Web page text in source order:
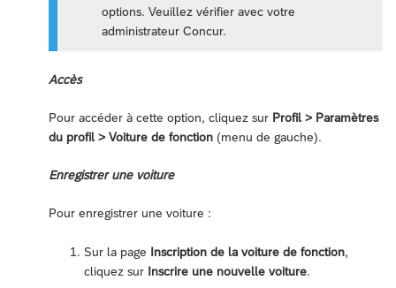
options. Veuillez vérifier avec votre
administrateur Concur.
Accès
Pour accéder à cette option, cliquez sur Profil > Paramètres
du profil > Voiture de fonction (menu de gauche).
Enregistrer une voiture
Pour enregistrer une voiture :
Sur la page Inscription de la voiture de fonction,
cliquez sur Inscrire une nouvelle voiture.